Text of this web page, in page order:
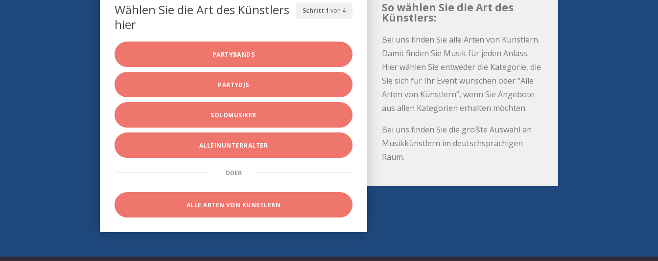
Schritt 1 von 4
Wählen Sie die Art des Künstlers
hier
PARTYBANDS
PARTYDJS
SOLOMUSIKER
ALLEINUNTERHALTER
ODER
ALLE ARTEN VON KÜNSTLERN
So wählen Sie die Art des
Künstlers:
Bei uns finden Sie alle Arten von Künstlern.
Damit finden Sie Musik für jeden Anlass.
Hier wählen Sie entweder die Kategorie, die
Sie sich für Ihr Event wünschen oder “Alle
Arten von Künstlern”, wenn Sie Angebote
aus allen Kategorien erhalten möchten.
Bei uns finden Sie die größte Auswahl an
Musikkünstlern im deutschsprachigen
Raum.